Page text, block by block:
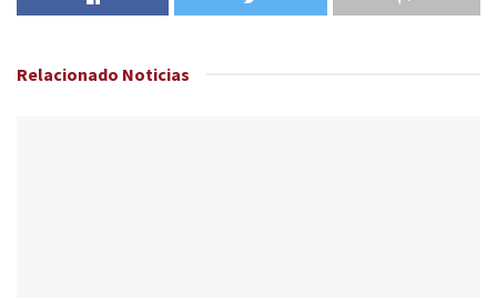
Relacionado Noticias